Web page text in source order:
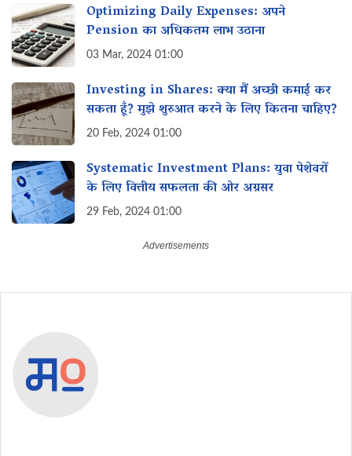
Optimizing Daily Expenses: अपने
Pension का अधिकतम लाभ उठाना
03 Mar, 2024 01:00
Investing in Shares: क्या मैं अच्छी कमाई कर
सकता हूँ? मुझे शुरुआत करने के लिए कितना चाहिए?
20 Feb, 2024 01:00
Systematic Investment Plans: युवा पेशेवरों
के लिए वित्तीय सफलता की ओर अग्रसर
29 Feb, 2024 01:00